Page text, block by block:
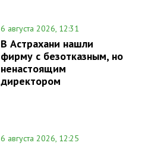
6 августа 2026, 12:31
В Астрахани нашли
фирму с безотказным, но
ненастоящим
директором
6 августа 2026, 12:25